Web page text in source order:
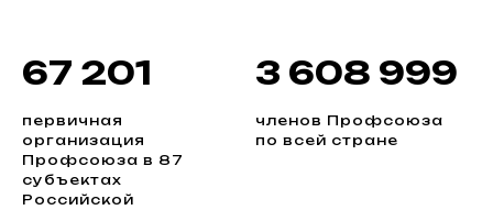
67 201
первичная
организация
Профсоюза в 87
субъектах
Российской
3 608 999
членов Профсоюза
по всей стране